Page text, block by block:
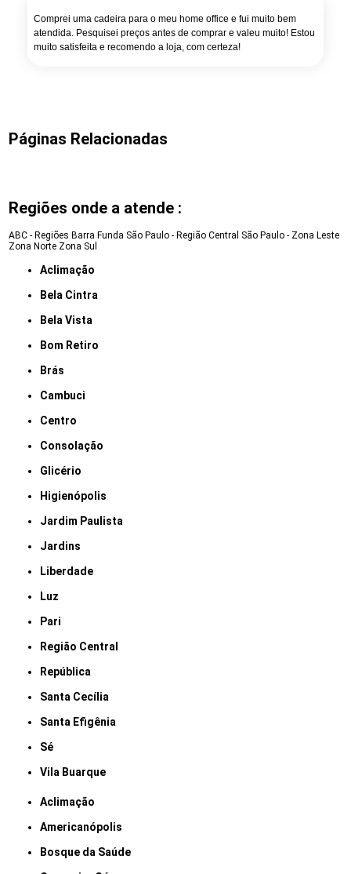
Comprei uma cadeira para o meu home office e fui muito bem
atendida. Pesquisei preços antes de comprar e valeu muito! Estou
muito satisfeita e recomendo a loja, com certeza!
Páginas Relacionadas
Regiões onde a atende :
ABC - Regiões Barra Funda São Paulo - Região Central São Paulo - Zona Leste
Zona Norte Zona Sul
Aclimação
Bela Cintra
Bela Vista
Bom Retiro
Brás
Cambuci
Centro
Consolação
Glicério
Higienópolis
Jardim Paulista
Jardins
Liberdade
Luz
Pari
Região Central
República
Santa Cecília
Santa Efigênia
Sé
Vila Buarque
Aclimação
Americanópolis
Bosque da Saúde